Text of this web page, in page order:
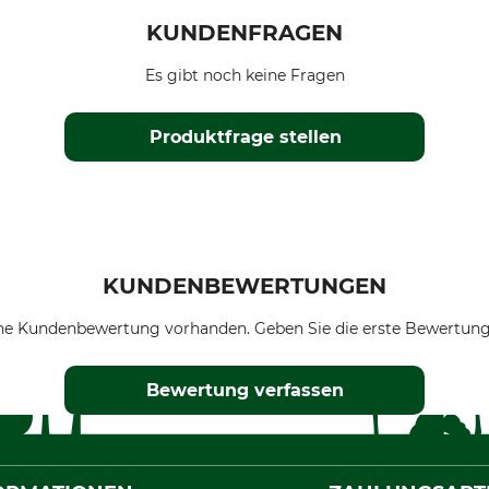
KUNDENFRAGEN
Produktfrage stellen
Es gibt noch keine Fragen
KUNDENBEWERTUNGEN
Kundenbewertung vorhanden. Geben Sie die erste
Bewertung verfassen